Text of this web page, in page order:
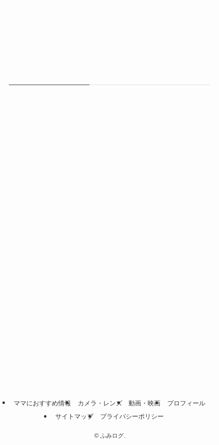
ママにおすすめ情報 カメラ・レンズ 動画・映画
プロフィール
サイトマップ
プライバシーポリシー
©ふみログ.